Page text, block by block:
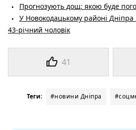
41
Прогнозують дощ: якою буде
У Новокодацькому районі Дніпра
43-річний чоловік
Теги: #новини Дніпра